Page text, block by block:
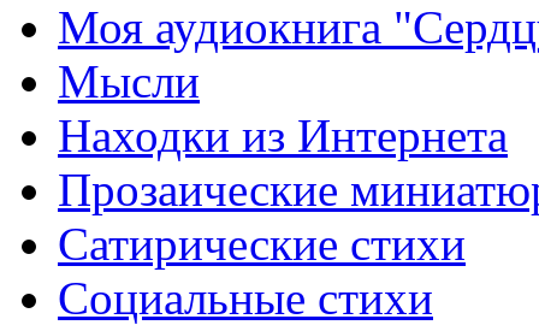
Моя аудиокнига
Мысли
Находки из Интернета
Прозаические
Сатирические стихи
Социальные стихи